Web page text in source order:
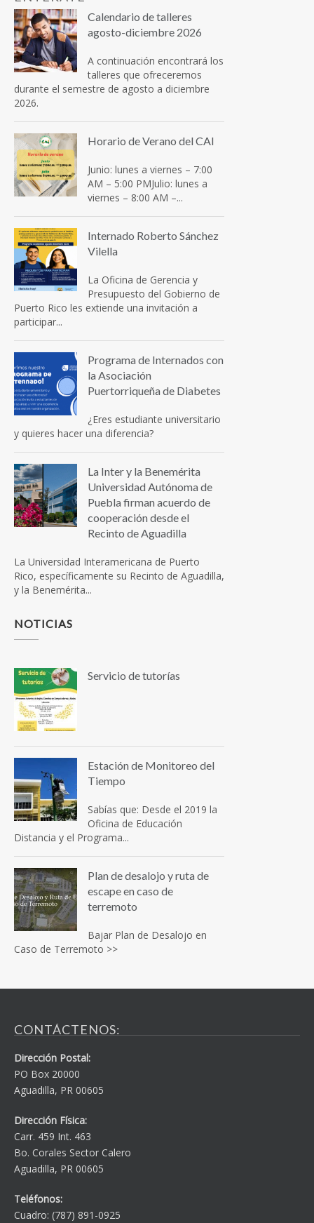
Calendario de talleres
agosto-diciembre 2026
A continuación encontrará los
talleres que ofreceremos
durante el semestre de agosto a diciembre
2026.
Horario de Verano del CAI
Junio: lunes a viernes – 7:00
AM – 5:00 PMJulio: lunes a
viernes – 8:00 AM –...
Internado Roberto Sánchez
Vilella
La Oficina de Gerencia y
Presupuesto del Gobierno de
Puerto Rico les extiende una invitación a
participar...
Programa de Internados con
la Asociación
Puertorriqueña de Diabetes
¿Eres estudiante universitario
y quieres hacer una diferencia?
La Inter y la Benemérita
Universidad Autónoma de
Puebla firman acuerdo de
cooperación desde el
Recinto de Aguadilla
La Universidad Interamericana de Puerto
Rico, específicamente su Recinto de Aguadilla,
y la Benemérita...
NOTICIAS
Servicio de tutorías
Estación de Monitoreo del
Tiempo
Sabías que: Desde el 2019 la
Oficina de Educación
Distancia y el Programa...
Plan de desalojo y ruta de
escape en caso de
terremoto
Bajar Plan de Desalojo en
Caso de Terremoto >>
CONTÁCTENOS:
Dirección Postal:
PO Box 20000
Aguadilla, PR 00605
Dirección Física:
Carr. 459 Int. 463
Bo. Corales Sector Calero
Aguadilla, PR 00605
Teléfonos:
Cuadro: (787) 891-0925